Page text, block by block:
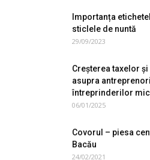
Importanța
sticlele de nuntă
29/09/2023
Creșterea taxelor
asupra
întreprinderilor
06/01/2025
Covorul – piesa
Bacău
24/02/2021